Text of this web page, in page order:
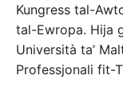
Kungress tal-
tal-Ewropa. Hija
Università ta’
Professjonali fit-